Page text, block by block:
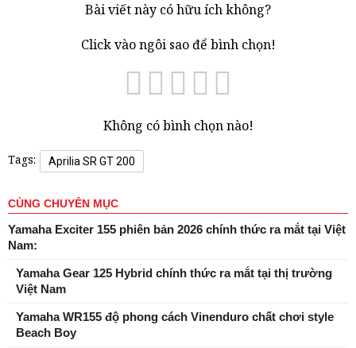
Bài viết này có hữu ích không?
Click vào ngôi sao để bình chọn!
Không có bình chọn nào!
Tags: Aprilia SR GT 200
CÙNG CHUYÊN MỤC
Yamaha Exciter 155 phiên bản 2026 chính thức ra mắt tại Việt
Nam:
Yamaha Gear 125 Hybrid chính thức ra mắt tại thị trường
Việt Nam
Yamaha WR155 độ phong cách Vinenduro chất chơi style
Beach Boy